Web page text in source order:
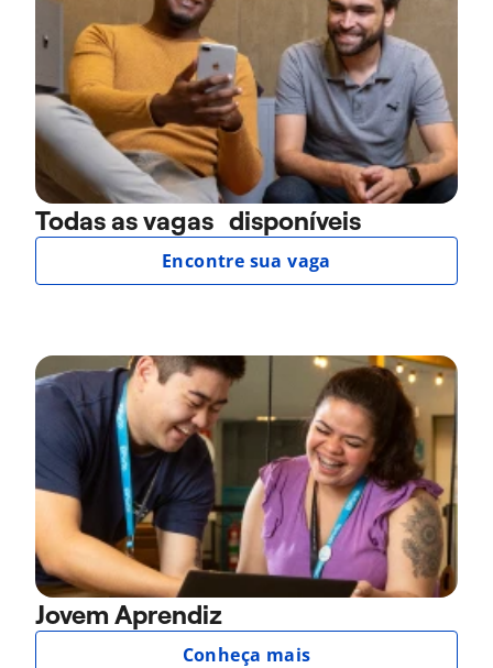
Todas as vagas disponíveis
Encontre sua vaga
Jovem Aprendiz
Conheça mais